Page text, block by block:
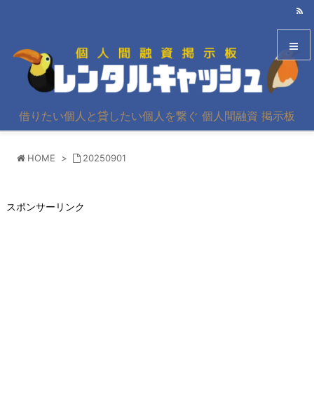
借りたい個人と貸したい個人を繋ぐ 個人間融資 掲示板
HOME > 20250901
スポンサーリンク